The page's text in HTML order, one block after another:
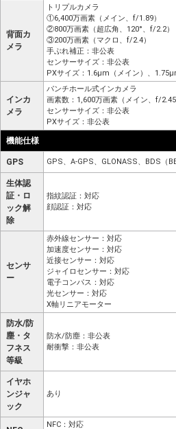
背面カ
メラ
トリプルカメラ
①6,400万画素（メイン、f/1.89）
②800万画素（超広角、120°、f/2.2）
③200万画素（マクロ、f/2.4）
手ぶれ補正：非公表
センサーサイズ：非公表
PXサイズ：1.6μm（メイン）、
インカ
メラ
パンチホール式インカメラ
画素数：1,600万画素（メイン、f/2.45
センサーサイズ：非公表
PXサイズ：非公表
機能仕様
GPS GPS、A-GPS、GLONASS、BDS（
生体認
証・ロ
ック解
除
指紋認証：対応
顔認証：対応
センサ
ー
赤外線センサー：対応
加速度センサー：対応
近接センサー：対応
ジャイロセンサー：対応
電子コンパス：対応
光センサー：対応
X軸リニアモーター
防水/防
塵・タ
フネス
等級
防水/防塵：非公表
耐衝撃：非公表
イヤホ
ンジャ
ック
あり
NFC：対応